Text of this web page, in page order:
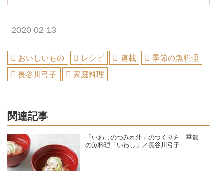
2020-02-13
おいしいもの レシピ 連載
季節の魚料理
長谷川弓子
家庭料理
関連記事
「いわしのつみれ汁」のつくり方｜季節
の魚料理「いわし」／長谷川弓子